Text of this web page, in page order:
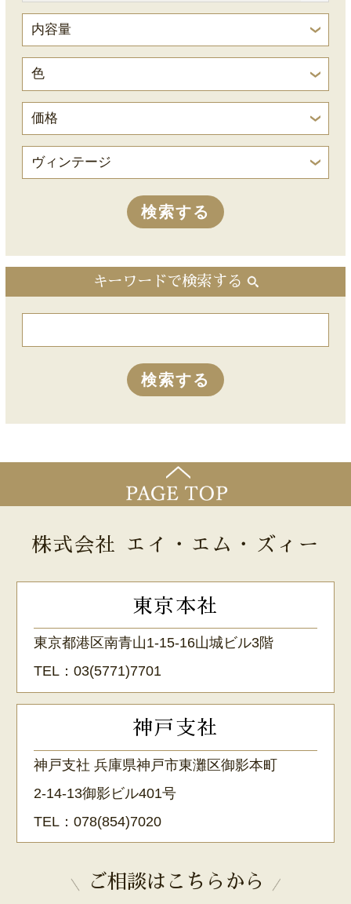
キーワードで検索する
株式会社 エイ・エム・ズィー
東京本社
東京都港区南青山1-15-16山城ビル3階
TEL：03(5771)7701
神戸支社
神戸支社 兵庫県神戸市東灘区御影本町
2-14-13御影ビル401号
TEL：078(854)7020
ご相談はこちらから